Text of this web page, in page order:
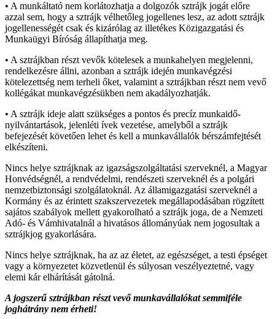
• A munkáltató nem korlátozhatja a dolgozók sztrájk jogát előre
azzal sem, hogy a sztrájk vélhetőleg jogellenes lesz, az adott sztrájk
jogellenességét csak és kizárólag az illetékes Közigazgatási és
Munkaügyi Bíróság állapíthatja meg.
• A sztrájkban részt vevők kötelesek a munkahelyen megjelenni,
rendelkezésre állni, azonban a sztrájk idején munkavégzési
kötelezettség nem terheli őket, valamint a sztrájkban részt nem vevő
kollégákat munkavégzésükben nem akadályozhatják.
• A sztrájk ideje alatt szükséges a pontos és precíz munkaidő-
nyilvántartások, jelenléti ívek vezetése, amelyből a sztrájk
befejezését követően lehet és kell a munkavállalók bérszámfejtését
elkészíteni.
Nincs helye sztrájknak az igazságszolgáltatási szerveknél, a Magyar
Honvédségnél, a rendvédelmi, rendészeti szerveknél és a polgári
nemzetbiztonsági szolgálatoknál. Az államigazgatási szerveknél a
Kormány és az érintett szakszervezetek megállapodásában rögzített
sajátos szabályok mellett gyakorolható a sztrájk joga, de a Nemzeti
Adó- és Vámhivatalnál a hivatásos állományúak nem jogosultak a
sztrájkjog gyakorlására.
Nincs helye sztrájknak, ha az az életet, az egészséget, a testi épséget
vagy a környezetet közvetlenül és súlyosan veszélyeztetné, vagy
elemi kár elhárítását gátolná.
A jogszerű sztrájkban részt vevő munkavállalókat semmiféle
joghátrány nem érheti!